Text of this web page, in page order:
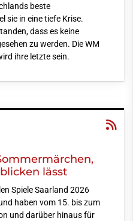
beste
sie in eine tiefe Krise.
dass es keine
zu werden. Die WM
ihre letzte sein.
lässt
Spiele Saarland 2026
haben vom 15. bis zum
und darüber hinaus für